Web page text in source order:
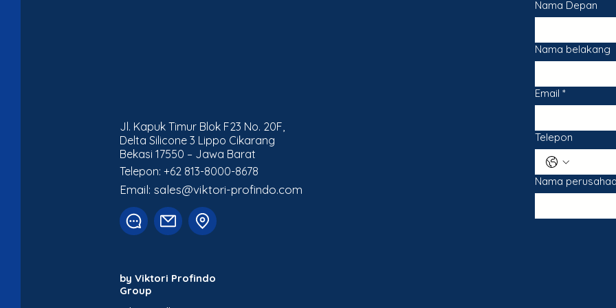
Jl. Kapuk Timur Blok F23 No. 20F,
Delta Silicone 3 Lippo Cikarang
Bekasi 17550 – Jawa Barat
Telepon: +62 813-8000-8678
Email: sales@viktori-profindo.com
by Viktori Profindo
Group
Nama Depan
Nama belakang
Email *
Telepon
Nama